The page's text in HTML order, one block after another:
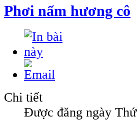
Phơi nấm hương cô
Chi tiết
Được đăng ngày